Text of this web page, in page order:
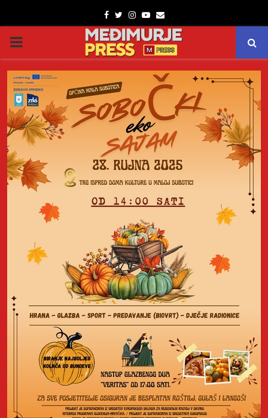
Facebook
TwitterInstagram
Youtube
Email
PRIMARY
MENU